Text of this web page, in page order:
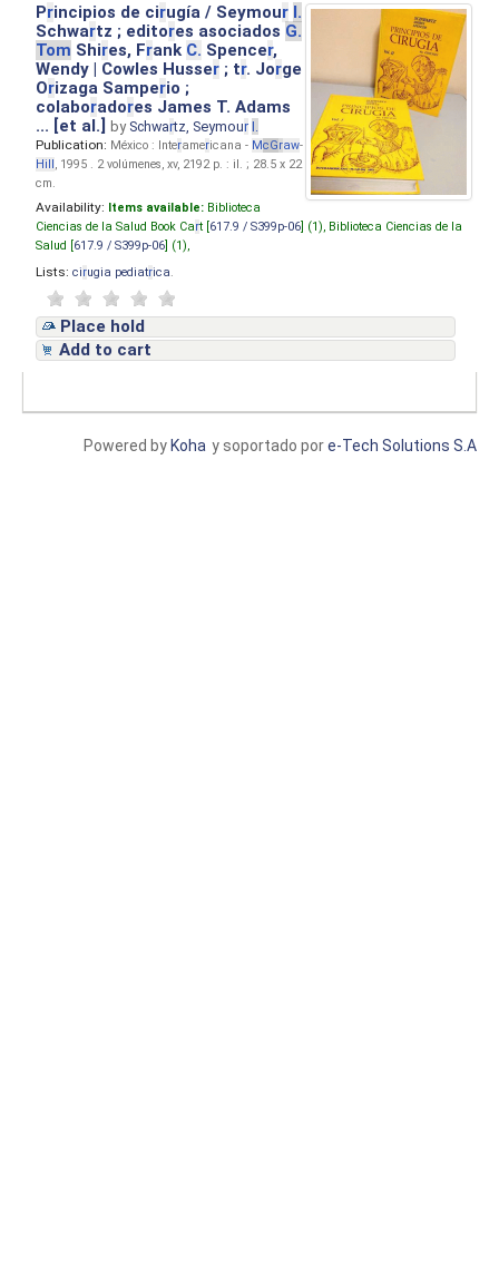
Principios de cirugía / Seymour I.
Schwartz ; editores asociados G.
Tom Shires, Frank C. Spencer,
Wendy | Cowles Husser ; tr. Jorge
Orizaga Samperio ;
colaboradores James T. Adams
... [et al.]by Schwartz, Seymour I.
Publication: México : Interamericana - McGraw-
Hill, 1995 . 2 volúmenes, xv, 2192 p. : il. ; 28.5 x 22
cm.
Availability: Items available: Biblioteca
Ciencias de la Salud Book Cart [ 617.9 / S399p-06 ] (1), Biblioteca Ciencias de la
Salud [ 617.9 / S399p-06 ] (1),
Lists: cirugia pediatrica
Place hold
Add to cart
y soportado pore-Tech Solutions S.A
Powered by Koha